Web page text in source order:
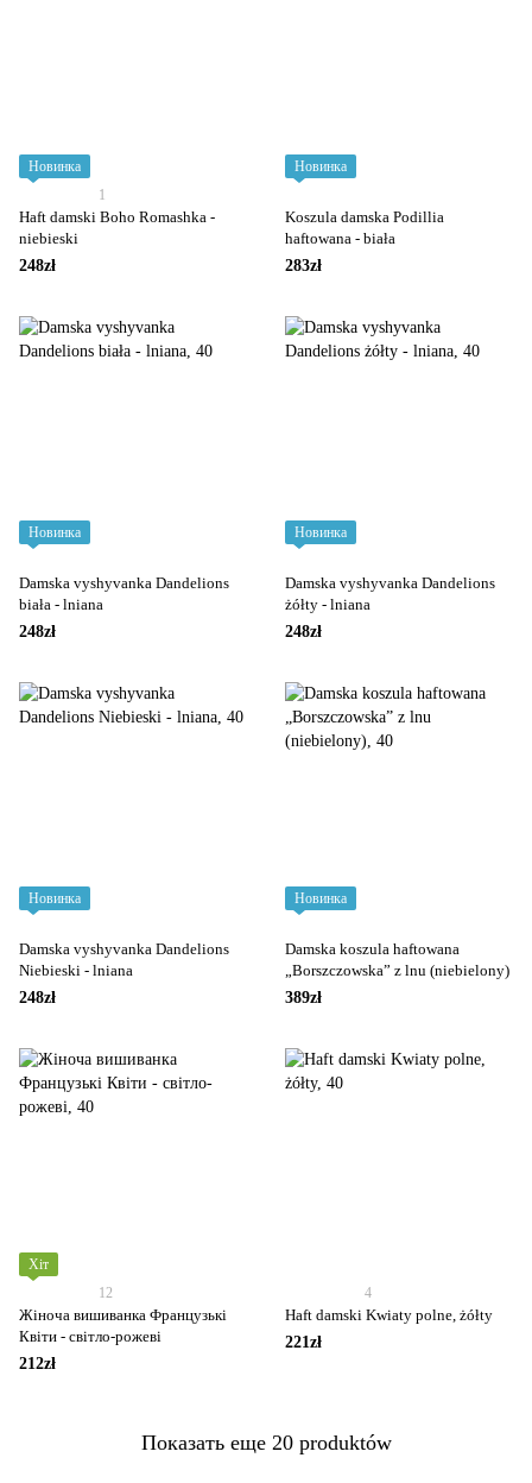
Новинка
1
Haft damski Boho Romashka -
niebieski
248zł
Новинка
Koszula damska Podillia
haftowana - biała
283zł
Новинка
Damska vyshyvanka Dandelions
biała - lniana
248zł
Новинка
Damska vyshyvanka Dandelions
żółty - lniana
248zł
Новинка
Damska vyshyvanka Dandelions
Niebieski - lniana
248zł
Новинка
Damska koszula haftowana
„Borszczowska” z lnu (niebielony)
389zł
Хіт
12
Жіноча вишиванка Французькі
Квіти - світло-рожеві
212zł
4
Haft damski Kwiaty polne, żółty
221zł
Показать еще 20 produktów